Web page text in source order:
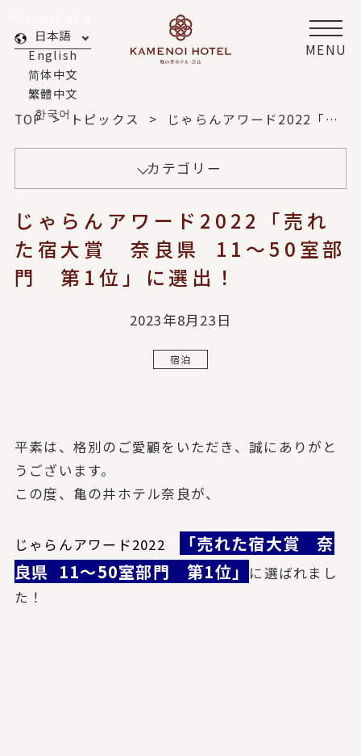
MENU
日本語
English
简体中文
繁體中文
한국어
TOP トピックス じゃらんアワード2022「売れた宿大賞 奈良県 11～50室部門 第1位」に選出！
カテゴリー
じゃらんアワード2022「売れ
た宿大賞 奈良県 11～50室部
門 第1位」に選出！
2023年8月23日
宿泊
平素は、格別のご愛顧をいただき、誠にありがと
うございます。
この度、亀の井ホテル奈良が、
じゃらんアワード2022
「売れた宿大賞 奈
良県 11～50室部門 第1位」
に選ばれまし
た！